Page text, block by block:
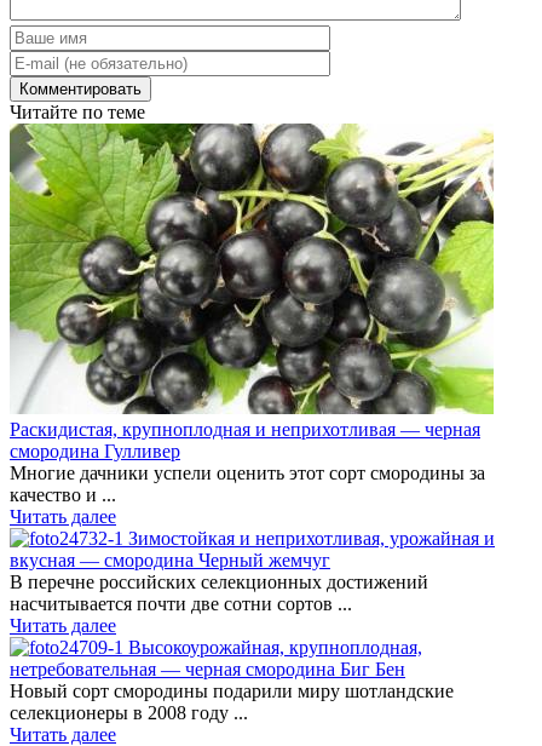
Читайте по теме
Раскидистая, крупноплодная и неприхотливая — черная
смородина Гулливер
Многие дачники успели оценить этот сорт смородины за
качество и ...
Читать далее
Зимостойкая и неприхотливая, урожайная и
вкусная — смородина Черный жемчуг
В перечне российских селекционных достижений
насчитывается почти две сотни сортов ...
Читать далее
Высокоурожайная, крупноплодная,
нетребовательная — черная смородина Биг Бен
Новый сорт смородины подарили миру шотландские
селекционеры в 2008 году ...
Читать далее